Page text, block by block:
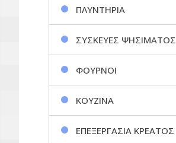
ΠΛΥΝΤΗΡΙΑ
ΣΥΣΚΕΥΕΣ ΨΗΣΙΜΑΤΟΣ
ΦΟΥΡΝΟΙ
ΚΟΥΖΙΝΑ
ΕΠΕΞΕΡΓΑΣΙΑ ΚΡΕΑΤΟΣ